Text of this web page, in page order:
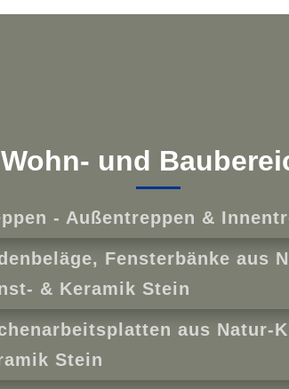
Wohn- und
- Außentreppen &
Fensterbänke aus
& Keramik Stein
aus Natur-
Stein